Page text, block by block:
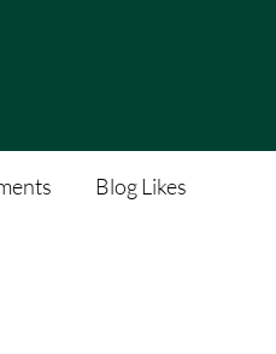
Blog Likes